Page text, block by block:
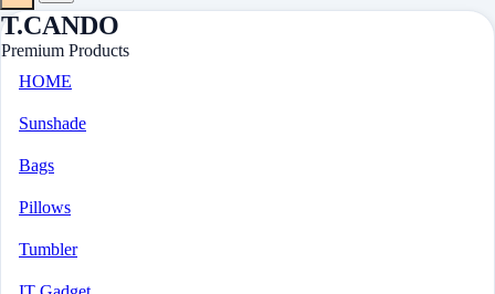
T.CANDO
Premium Products
HOME
Sunshade
Bags
Pillows
Tumbler